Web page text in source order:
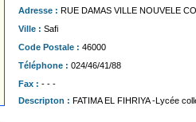
Adresse : RUE DAMAS VILLE NOUVELE
Ville : Safi
Code Postale : 46000
Téléphone : 024/46/41/88
Fax : - - -
Descripton : FATIMA EL FIHRIYA -Lycée